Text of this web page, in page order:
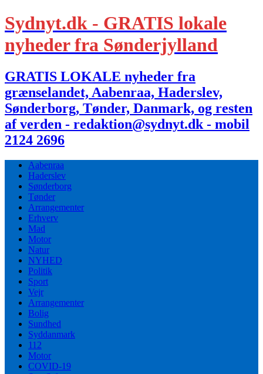
Sydnyt.dk - GRATIS lokale
nyheder fra Sønderjylland
GRATIS LOKALE nyheder fra
grænselandet, Aabenraa, Haderslev,
Sønderborg, Tønder, Danmark, og resten
af verden - redaktion@sydnyt.dk - mobil
2124 2696
Aabenraa
Haderslev
Sønderborg
Tønder
Arrangementer
Erhverv
Mad
Motor
Natur
NYHED
Politik
Sport
Vejr
Arrangementer
Bolig
Sundhed
Syddanmark
112
Motor
COVID-19